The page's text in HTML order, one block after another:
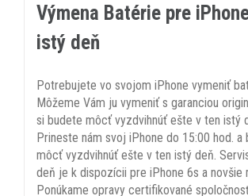
Výmena Batérie pre
istý deň
Potrebujete vo svojom iPhone vymeniť
Môžeme Vám ju vymeniť s garanciou
si budete môcť vyzdvihnúť ešte v ten istý
Prineste nám svoj iPhone do 15:00 hod. a
môcť vyzdvihnúť ešte v ten istý deň.
deň je k dispozícii pre iPhone 6s a novšie
Ponúkame opravy certifikované